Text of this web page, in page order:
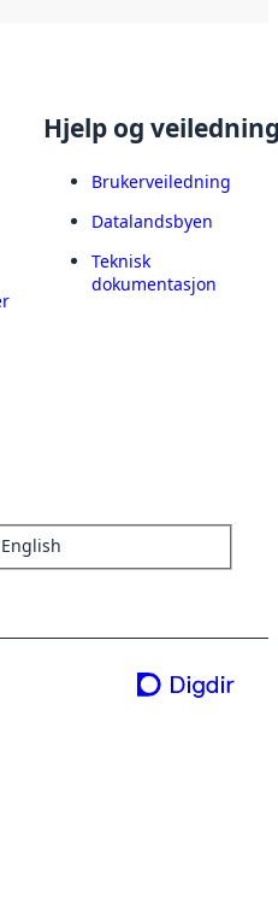
Hjelp og
Brukerveiledning
Datalandsbyen
Teknisk
dokumentasjon
English